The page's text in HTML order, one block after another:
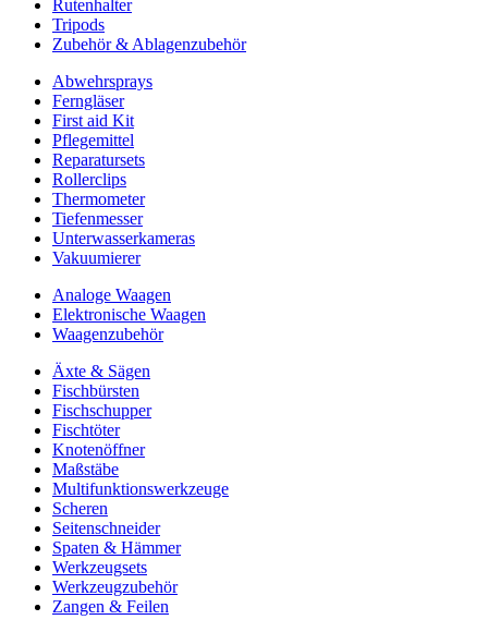
Rutenhalter
Tripods
Zubehör & Ablagenzubehör
Abwehrsprays
Ferngläser
First aid Kit
Pflegemittel
Reparatursets
Rollerclips
Thermometer
Tiefenmesser
Unterwasserkameras
Vakuumierer
Analoge Waagen
Elektronische Waagen
Waagenzubehör
Äxte & Sägen
Fischbürsten
Fischschupper
Fischtöter
Knotenöffner
Maßstäbe
Multifunktionswerkzeuge
Scheren
Seitenschneider
Spaten & Hämmer
Werkzeugsets
Werkzeugzubehör
Zangen & Feilen